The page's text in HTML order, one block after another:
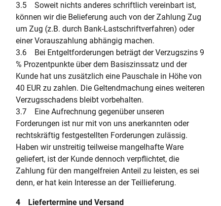
3.5 Soweit nichts anderes schriftlich vereinbart ist,
können wir die Belieferung auch von der Zahlung Zug
um Zug (z.B. durch Bank-Lastschriftverfahren) oder
einer Vorauszahlung abhängig machen.
3.6 Bei Entgeltforderungen beträgt der Verzugszins 9
% Prozentpunkte über dem Basiszinssatz und der
Kunde hat uns zusätzlich eine Pauschale in Höhe von
40 EUR zu zahlen. Die Geltendmachung eines weiteren
Verzugsschadens bleibt vorbehalten.
3.7 Eine Aufrechnung gegenüber unseren
Forderungen ist nur mit von uns anerkannten oder
rechtskräftig festgestellten Forderungen zulässig.
Haben wir unstreitig teilweise mangelhafte Ware
geliefert, ist der Kunde dennoch verpflichtet, die
Zahlung für den mangelfreien Anteil zu leisten, es sei
denn, er hat kein Interesse an der Teillieferung.
4 Liefertermine und Versand